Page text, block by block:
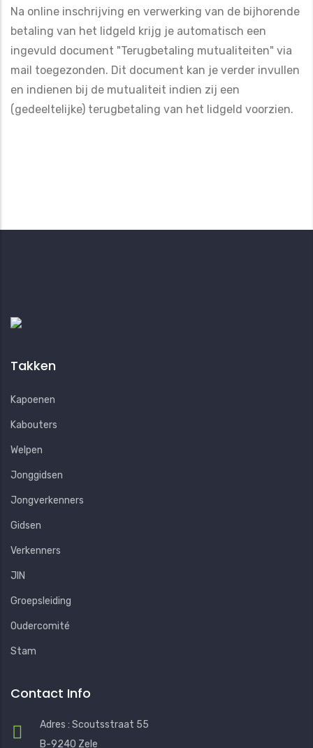
Na online inschrijving en verwerking van de bijhorende
betaling van het lidgeld krijg je automatisch een
ingevuld document "Terugbetaling mutualiteiten" via
mail toegezonden. Dit document kan je verder invullen
en indienen bij de mutualiteit indien zij een
(gedeeltelijke) terugbetaling van het lidgeld voorzien.
Takken
Kapoenen
Kabouters
Welpen
Jonggidsen
Jongverkenners
Gidsen
Verkenners
JIN
Groepsleiding
Oudercomité
Stam
Contact Info
Adres : Scoutsstraat 55
B-9240 Zele